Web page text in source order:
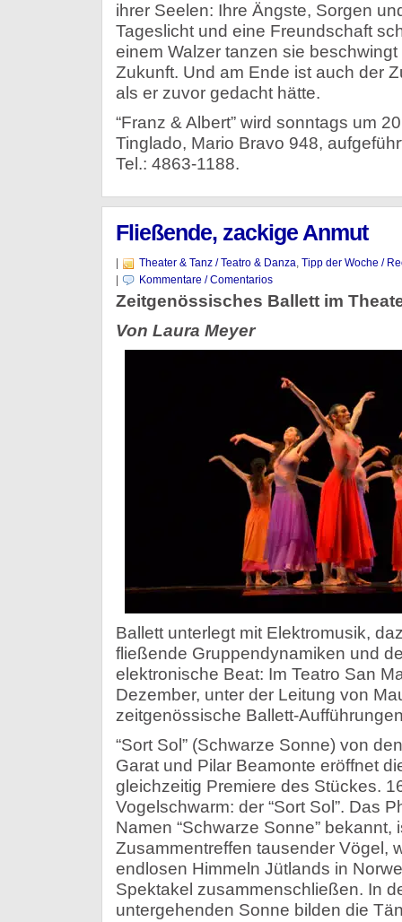
ihrer Seelen: Ihre Ängste, Sorgen
Tageslicht und eine Freundschaft
einem Walzer tanzen sie
Zukunft. Und am Ende ist auch der
als er zuvor gedacht hätte.
“Franz & Albert” wird sonntags um
Tinglado, Mario Bravo 948,
Tel.: 4863-1188.
Fließende, zackige Anmut
Theater & Tanz / Teatro & Danza, Tipp der Woche /
Kommentare / Comentarios
Zeitgenössisches Ballett im
Von Laura Meyer
Ballett unterlegt mit Elektromusik,
fließende Gruppendynamiken und
elektronische Beat: Im Teatro San
Dezember, unter der Leitung von
zeitgenössische Ballett-
“Sort Sol” (Schwarze Sonne) von
Garat und Pilar Beamonte eröffnet
gleichzeitig Premiere des Stückes.
Vogelschwarm: der “Sort Sol”. Das
Namen “Schwarze Sonne” bekannt,
Zusammentreffen tausender Vögel,
endlosen Himmeln Jütlands in
Spektakel zusammenschließen. In
untergehenden Sonne bilden die